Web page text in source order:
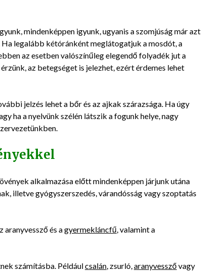
mindenképpen igyunk, ugyanis a szomjúság már azt
legalább kétóránként meglátogatjuk a mosdót, a
az esetben valószínűleg elegendő folyadék jut a
az betegséget is jelezhet, ezért érdemes lehet
jelzés lehet a bőr és az ajkak szárazsága. Ha úgy
ha a nyelvünk szélén látszik a fogunk helye, nagy
alkalmazása előtt mindenképpen járjunk utána
illetve gyógyszerszedés, várandósság vagy szoptatás
aranyvessző és agyermekláncfű, valamint a
számításba. Példáulcsalán, zsurló,aranyvesszővagy